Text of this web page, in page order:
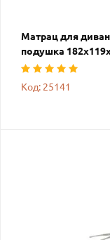
Матрац для
подушка
Код: 25141